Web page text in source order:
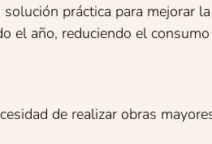
práctica para mejorar
el año, reduciendo el
de realizar obras